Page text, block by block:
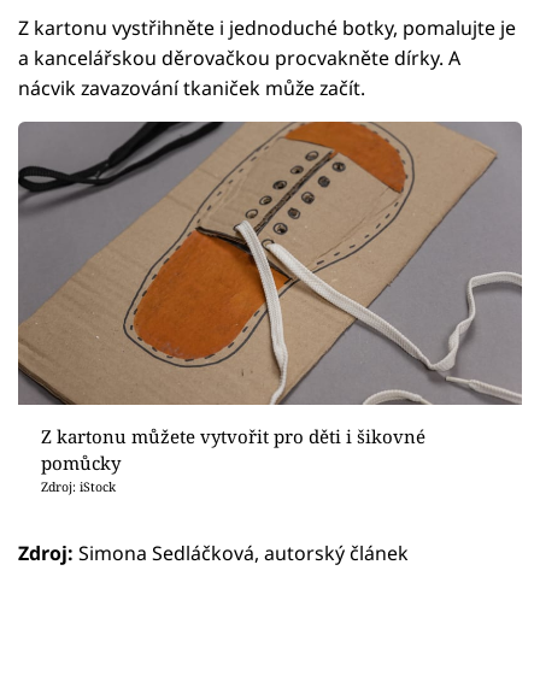
Z kartonu vystřihněte i jednoduché botky, pomalujte je
a kancelářskou děrovačkou procvakněte dírky. A
nácvik zavazování tkaniček může začít.
Z kartonu můžete vytvořit pro děti i šikovné
pomůcky
Zdroj: iStock
Zdroj: Simona Sedláčková, autorský článek